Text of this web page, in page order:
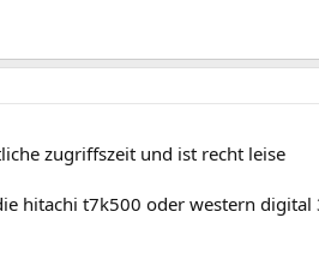
zugriffszeit und ist recht leise
hitachi t7k500 oder western digital